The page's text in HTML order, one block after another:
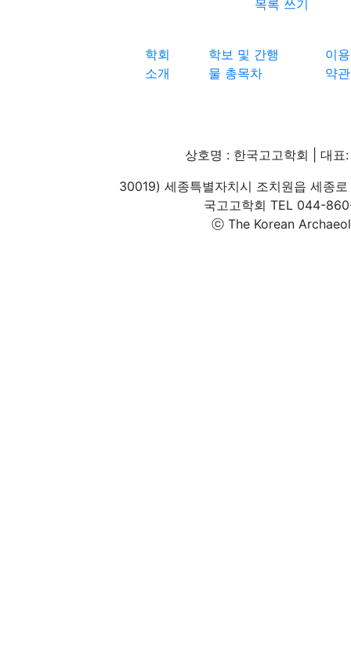
목록 쓰기
학회
소개
학보 및 간행
물 총목차
이용
약관
상호명 : 한국고고학회 | 대
30019) 세종특별자치시 조치원읍 세종
국고고학회 TEL 044-
ⓒ The Korean